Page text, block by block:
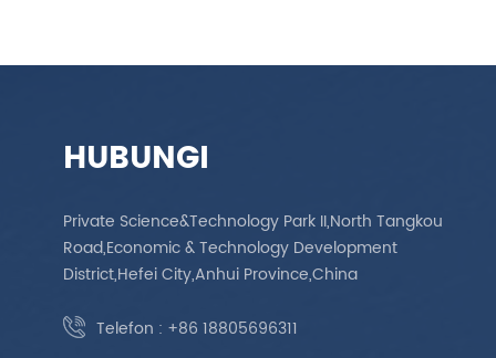
HUBUNGI
Private Science&Technology Park II,North Tangkou
Road,Economic & Technology Development
District,Hefei City,Anhui Province,China
Telefon : +86 18805696311